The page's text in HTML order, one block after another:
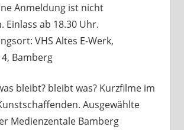
Anmeldung ist nicht
Einlass ab 18.30 Uhr.
VHS Altes E-Werk,
Bamberg
bleibt? bleibt was? Kurzfilme im
Ausgewählte
Medienzentale Bamberg